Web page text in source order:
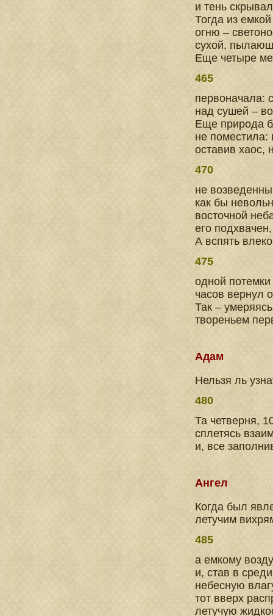
и тень
Тогда из
огню –
сухой,
Еще четыре
465
первоначала:
над сушей –
Еще природа
не поместила:
оставив
470
не
как бы
восточной
его
А вспять
475
одной
часов вернул
Так –
твореньем
Адам
Нельзя ль
480
Та четверня,
сплетясь
и, все
Ангел
Когда был
летучим
485
а емкому
и, став в
небесную
тот вверх
летучую